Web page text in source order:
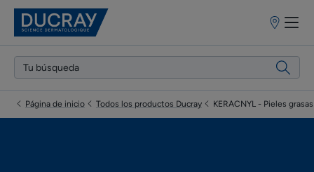
Puntos
venta
Página de inicio Todos los productos Ducray KERACNYL - Pieles